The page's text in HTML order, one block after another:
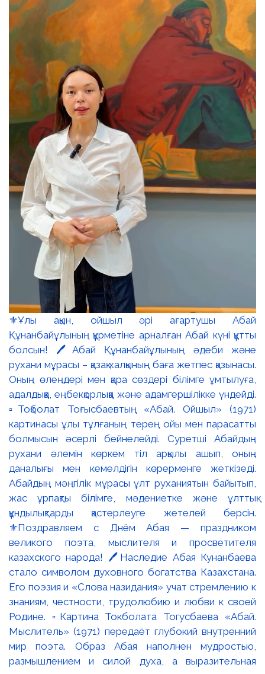
⚜️Ұлы ақын, ойшыл әрі ағартушы Абай
Құнанбайұлының құрметіне арналған Абай күні құтты
болсын! 🖊️Абай Құнанбайұлының әдеби және
рухани мұрасы – қазақ халқының баға жетпес қазынасы.
Оның өлеңдері мен қара сөздері білімге ұмтылуға,
адалдыққа, еңбекқорлыққа және адамгершілікке үндейді.
▫️Тоқболат Тоғысбаевтың «Абай. Ойшыл» (1971)
картинасы ұлы тұлғаның терең ойы мен парасатты
болмысын әсерлі бейнелейді. Суретші Абайдың
рухани әлемін көркем тіл арқылы ашып, оның
даналығы мен кемелдігін көрерменге жеткізеді.
Абайдың мәңгілік мұрасы ұлт руханиятын байытып,
жас ұрпақты білімге, мәдениетке және ұлттық
құндылықтарды қастерлеуге жетелей берсін.
⚜️Поздравляем с Днём Абая — праздником
великого поэта, мыслителя и просветителя
казахского народа! 🖊️Наследие Абая Кунанбаева
стало символом духовного богатства Казахстана.
Его поэзия и «Слова назидания» учат стремлению к
знаниям, честности, трудолюбию и любви к своей
Родине. ▫️Картина Токболата Тогусбаева «Абай.
Мыслитель» (1971) передаёт глубокий внутренний
мир поэта. Образ Абая наполнен мудростью,
размышлением и силой духа, а выразительная